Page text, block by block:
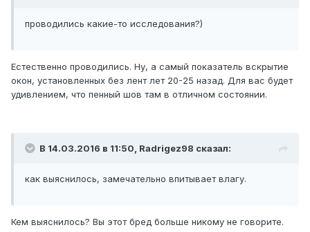
проводились какие-то исследования?)
Естественно проводились. Ну, а самый показатель вскрытие
окон, установленных без лент лет 20-25 назад. Для вас будет
удивлением, что пенный шов там в отличном состоянии.
В 14.03.2016 в 11:50, Radrigez98 сказал:
как выяснилось, замечательно впитывает влагу.
Кем выяснилось? Вы этот бред больше никому не говорите.